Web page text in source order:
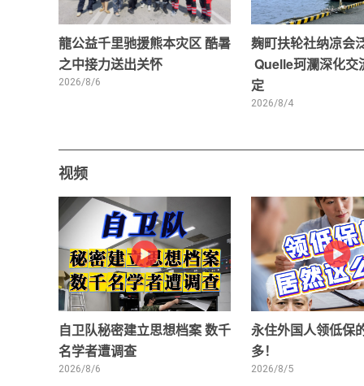
龍公益千里驰援熊本灾区 酷暑
之中接力送出关怀
2026/8/6
麹町扶轮社纳凉会
Quelle珂瀾深化交
定
2026/8/4
视频
自卫队秘密建立思想档案 数千
名学者遭调查
2026/8/6
永住外国人领低保
多！
2026/8/5